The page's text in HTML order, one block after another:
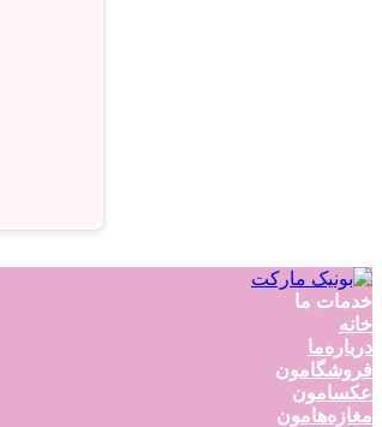
خدمات ما
خانه
درباره‌ما
فروشگامون
عکسامون
مغازه‌هامون